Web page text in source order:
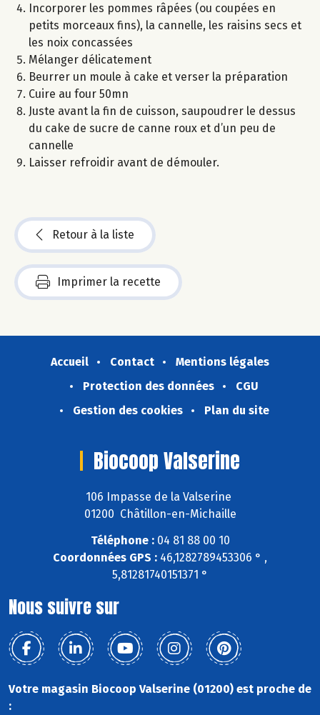
Incorporer les pommes râpées (ou coupées en
petits morceaux fins), la cannelle, les raisins secs et
les noix concassées
Mélanger délicatement
Beurrer un moule à cake et verser la préparation
Cuire au four 50mn
Juste avant la fin de cuisson, saupoudrer le dessus
du cake de sucre de canne roux et d’un peu de
cannelle
Laisser refroidir avant de démouler.
Retour à la liste
Imprimer la recette
Accueil Contact
Mentions légales
Protection des données
CGU
Gestion des cookies
Plan du site
Biocoop Valserine
106 Impasse de la Valserine
01200 Châtillon-en-Michaille
Téléphone :04 81 88 00 10
Coordonnées GPS : 46,1282789453306 ° ,
5,81281740151371 °
Nous suivre sur
Votre magasin Biocoop Valserine (01200) est proche de
: